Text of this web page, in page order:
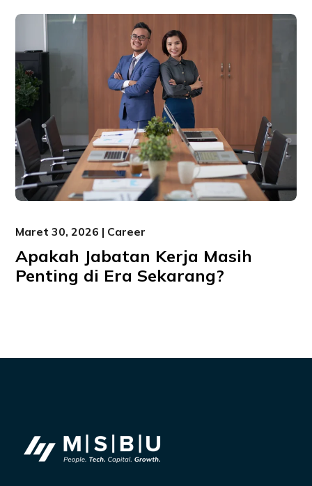
Maret 30, 2026 | Career
Apakah Jabatan Kerja Masih
Penting di Era Sekarang?